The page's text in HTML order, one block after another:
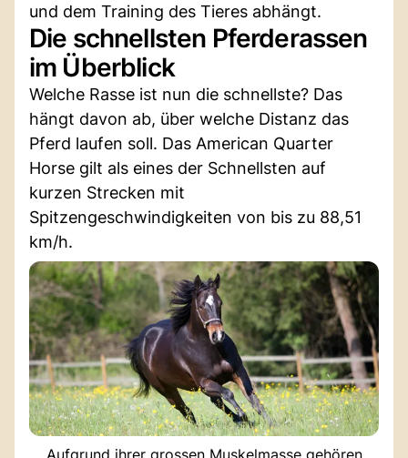
und dem Training des Tieres abhängt.
Die schnellsten Pferderassen
im Überblick
Welche Rasse ist nun die schnellste? Das
hängt davon ab, über welche Distanz das
Pferd laufen soll. Das American Quarter
Horse gilt als eines der Schnellsten auf
kurzen Strecken mit
Spitzengeschwindigkeiten von bis zu 88,51
km/h.
Aufgrund ihrer grossen Muskelmasse gehören